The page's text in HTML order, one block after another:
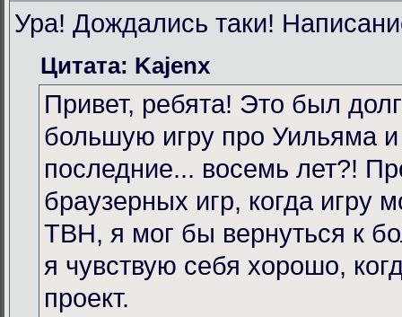
Ура! Дождались таки!
Цитата: Kajenx
Привет, ребята! Это был
большую игру про Уильяма
последние... восемь лет?!
браузерных игр, когда игру
TBH, я мог бы вернуться к
я чувствую себя хорошо,
проект.